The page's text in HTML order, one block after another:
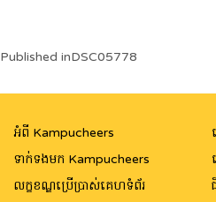
Post
navigation
Published inDSC05778
អំពី Kampucheers
ទាក់ទងមក Kampucheers
លក្ខខណ្ឌប្រើប្រាស់គេហទំព័រ